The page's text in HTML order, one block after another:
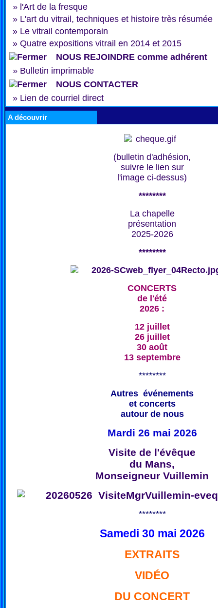
» l'Art de la fresque
» L'art du vitrail, techniques et histoire très résumée
» Le vitrail contemporain
» Quatre expositions vitrail en 2014 et 2015
NOUS REJOINDRE comme adhérent
» Bulletin imprimable
NOUS CONTACTER
» Lien de courriel direct
A découvrir
(bulletin d'adhésion,
suivre le lien sur
l'image ci-dessus)
********
La chapelle
présentation
2025-2026
********
CONCERTS
de l'été
2026 :
12 juillet
26 juillet
30 août
13 septembre
********
Autres événements
et concerts
autour de nous
Mardi 26 mai 2026
Visite de l'évêque
du Mans,
Monseigneur Vuillemin
********
Samedi 30 mai 2026
EXTRAITS
VIDÉO
DU CONCERT